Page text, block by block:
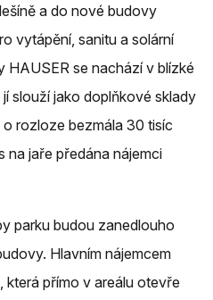
a do nové budovy
vytápění, sanitu a solární
HAUSER se nachází v blízké
slouží jako doplňkové sklady
rozloze bezmála 30 tisíc
na jaře předána nájemci
parku budou zanedlouho
Hlavním nájemcem
která přímo v areálu otevře